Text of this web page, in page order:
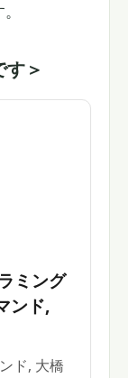
＞
ミング
ンド,
ド, 大橋